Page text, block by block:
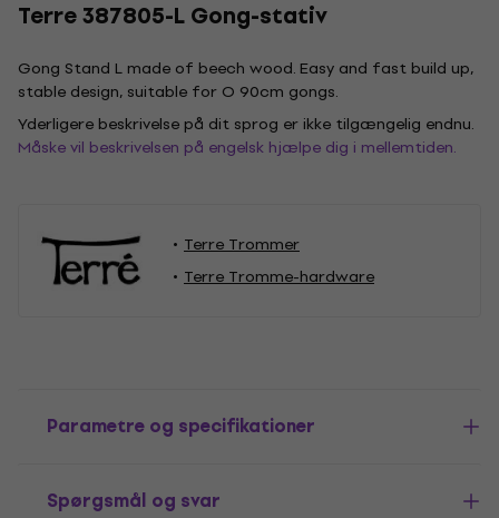
Terre 387805-L Gong-stativ
Gong Stand L made of beech wood. Easy and fast build up,
stable design, suitable for O 90cm gongs.
Yderligere beskrivelse på dit sprog er ikke tilgængelig endnu.
Måske vil beskrivelsen på engelsk hjælpe dig i mellemtiden.
Terre Trommer
Terre Tromme-hardware
Parametre og specifikationer
Spørgsmål og svar